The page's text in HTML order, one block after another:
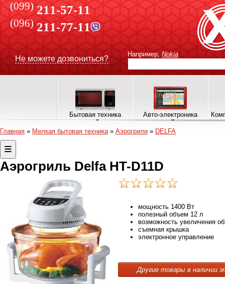
(099) 211-57-11
(096)211-77-11
Не можете дозвониться?
Например, Nokia
Бытовая техника Авто-электроника
Главная » Мелкая бытовая техника» Аэрогрили » DELFA
Аэрогриль Delfa HT-D11D
мощность 1400 Вт
полезный объем 12 л
возможность увеличения
съемная крышка
электронное управление
Другие товары в наличии